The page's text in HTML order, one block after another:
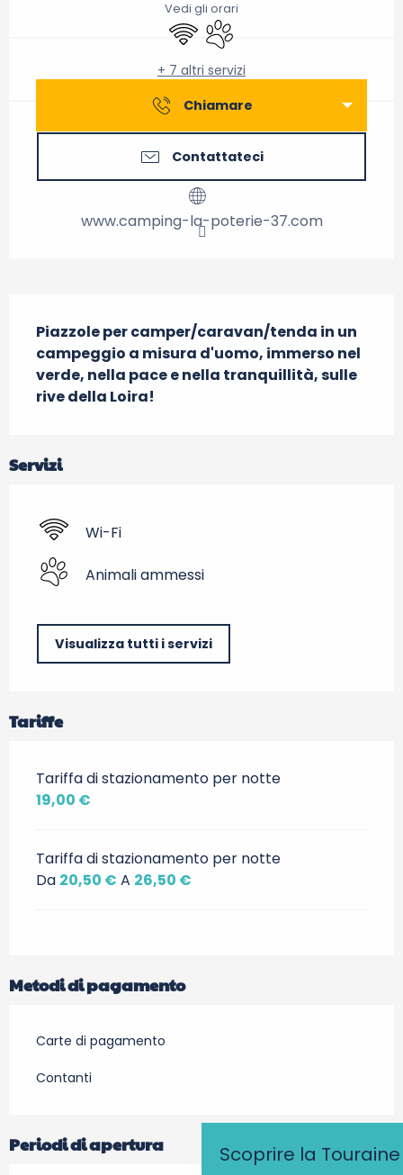
Scoprire la Touraine
Vedi gli orari
Wi-Fi Animali ammessi
+ 7 altri servizi
Chiamare
Contattateci
www.camping-la-poterie-37.com
Piazzole per camper/caravan/tenda in un
campeggio a misura d'uomo, immerso nel
verde, nella pace e nella tranquillità, sulle
rive della Loira!
Servizi
Wi-Fi
Animali ammessi
Visualizza tutti i servizi
Tariffe
Tariffa di stazionamento per notte
19,00 €
Tariffa di stazionamento per notte
Da 20,50 € A 26,50 €
Metodi di pagamento
Carte di pagamento
Contanti
Periodi di apertura